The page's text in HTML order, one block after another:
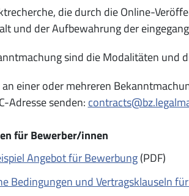
die durch die Online-
und der Aufbewahrung der
sind die Modalitäten und
einer oder mehreren
Adresse senden:
für Bewerber/innen
Angebot für Bewerbung(PDF)
Bedingungen und Vertragsklauseln